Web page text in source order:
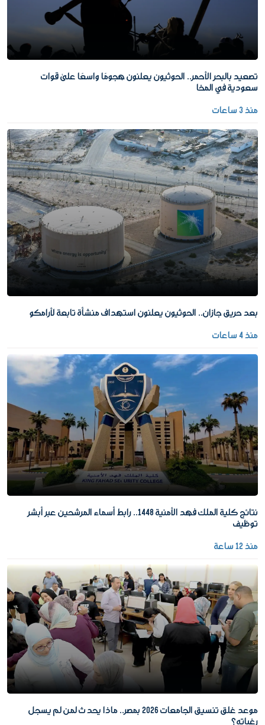
تصعيد بالبحر الأحمر.. الحوثيون يعلنون هجومًا واسعًا على قوات
سعودية في المخا
منذ 3 ساعات
بعد حريق جازان.. الحوثيون يعلنون استهداف منشأة تابعة لأرامكو
منذ 4 ساعات
نتائج كلية الملك فهد الأمنية 1448.. رابط أسماء المرشحين عبر أبشر
توظيف
منذ 12 ساعة
موعد غلق تنسيق الجامعات 2026 بمصر.. ماذا يحدث لمن لم يسجل
رغباته؟